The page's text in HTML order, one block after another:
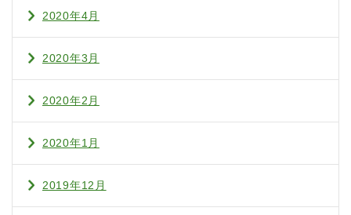
2020年4月
2020年3月
2020年2月
2020年1月
2019年12月